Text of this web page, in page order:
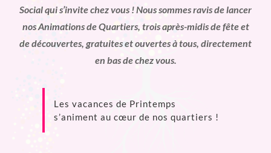
Social qui s’invite chez vous ! Nous sommes ravis de lancer
nos Animations de Quartiers, trois après-midis de fête et
de découvertes, gratuites et ouvertes à tous, directement
en bas de chez vous.
Les vacances de Printemps
s’animent au cœur de nos quartiers !